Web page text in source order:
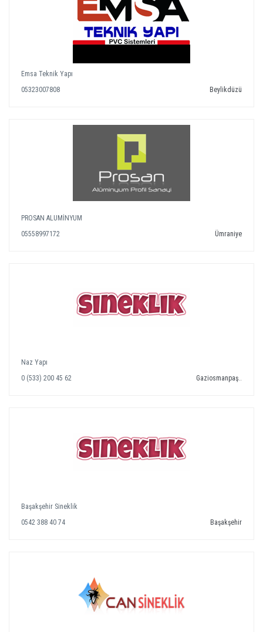
Emsa Teknik Yapı
05323007808
Beylikdüzü
PROSAN ALUMİNYUM
05558997172
Ümraniye
Naz Yapı
0 (533) 200 45 62
Gaziosmanpaş..
Başakşehir Sineklik
0542 388 40 74
Başakşehir